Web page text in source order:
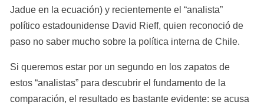
Jadue en la ecuación) y recientemente el “analista”
político estadounidense David Rieff, quien reconoció de
paso no saber mucho sobre la política interna de Chile.
Si queremos estar por un segundo en los zapatos de
estos “analistas” para descubrir el fundamento de la
comparación, el resultado es bastante evidente: se acusa